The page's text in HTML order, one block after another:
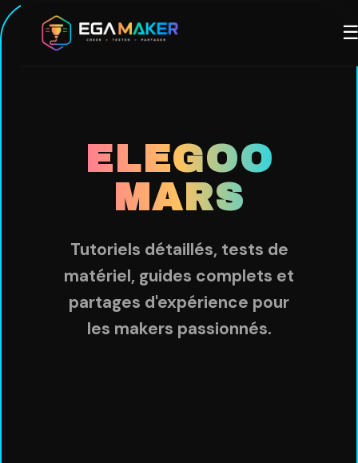
Aller
ELEGOO
MARS
Tutoriels détaillés, tests de
matériel, guides complets et
partages d'expérience pour
les makers passionnés.